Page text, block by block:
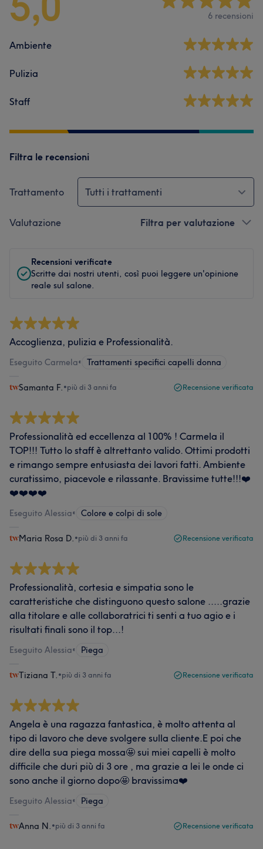
6 recensioni
Ambiente
Pulizia
Staff
Filtra le recensioni
Trattamento Tutti i trattamenti
Valutazione Filtra per valutazione
Recensioni verificate
Scritte dai nostri utenti, così puoi leggere un'opinione
reale sul salone.
Accoglienza, pulizia e Professionalità.
Eseguito Carmela• Trattamenti specifici capelli donna
Samanta F. •più di 3 anni fa Recensione verificata
Professionalità ed eccellenza al 100% ! Carmela il
TOP!!! Tutto lo staff è altrettanto valido. Ottimi prodotti
e rimango sempre entusiasta dei lavori fatti. Ambiente
curatissimo, piacevole e rilassante. Bravissime tutte!!!❤️
❤️❤️❤️❤️
Eseguito Alessia• Colore e colpi di sole
Maria Rosa D. •più di 3 anni fa Recensione verificata
Professionalità, cortesia e simpatia sono le
caratteristiche che distinguono questo salone .....grazie
alla titolare e alle collaboratrici ti senti a tuo agio e i
risultati finali sono il top...!
Eseguito Alessia• Piega
Tiziana T. •più di 3 anni fa Recensione verificata
Angela è una ragazza fantastica, è molto attenta al
tipo di lavoro che deve svolgere sulla cliente.E poi che
dire della sua piega mossa🤩 sui miei capelli è molto
difficile che duri più di 3 ore , ma grazie a lei le onde ci
sono anche il giorno dopo🤩 bravissima❤️
Eseguito Alessia• Piega
Anna N. •più di 3 anni fa Recensione verificata